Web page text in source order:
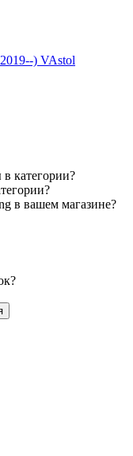
) VAstol
категории?
в вашем магазине?